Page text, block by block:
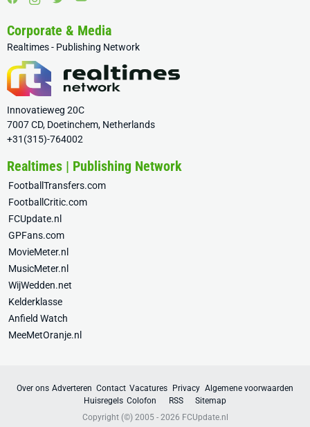
Corporate & Media
Realtimes - Publishing Network
Innovatieweg 20C
7007 CD, Doetinchem, Netherlands
+31(315)-764002
Realtimes | Publishing Network
FootballTransfers.com
FootballCritic.com
FCUpdate.nl
GPFans.com
MovieMeter.nl
MusicMeter.nl
WijWedden.net
Kelderklasse
Anfield Watch
MeeMetOranje.nl
Over ons Adverteren Contact Vacatures Privacy Algemene voorwaarden
Huisregels Colofon RSS
Sitemap
Copyright (©) 2005 - 2026 FCUpdate.nl